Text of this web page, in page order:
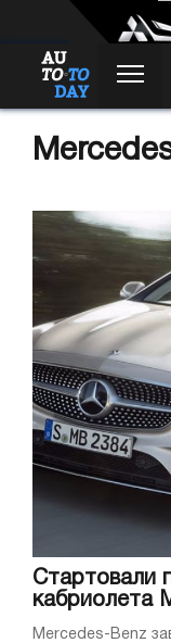
Стартовали
кабриолета
Mercedes-Benz